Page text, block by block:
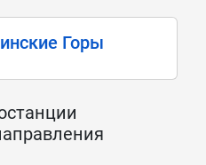
Горы